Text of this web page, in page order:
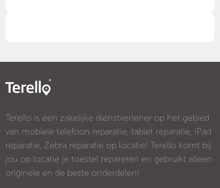
Terello is een zakelijke dienstverlener op het gebied
van mobiele telefoon reparatie, tablet reparatie, iPad
reparatie, Zebra reparatie op locatie! Terello komt bij
jou op locatie je toestel repareren en gebruikt alleen
originele en de beste onderdelen!